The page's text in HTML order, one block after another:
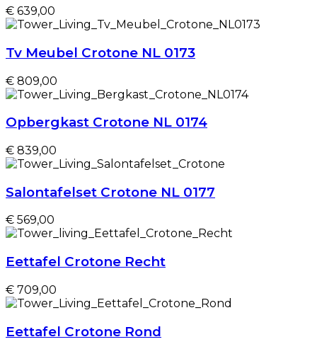
€ 639,00
Tv Meubel Crotone NL 0173
€ 809,00
Opbergkast Crotone NL 0174
€ 839,00
Salontafelset Crotone NL 0177
€ 569,00
Eettafel Crotone Recht
€ 709,00
Eettafel Crotone Rond